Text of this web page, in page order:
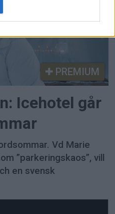
PREMIUM
Icehotel går
Vd Marie
”parkeringskaos”, vill
en svensk